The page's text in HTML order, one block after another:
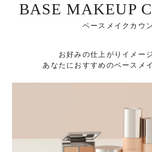
BASE MAKEUP
ベースメイクカウ
お好みの仕上がりイメー
あなたにおすすめのベースメ